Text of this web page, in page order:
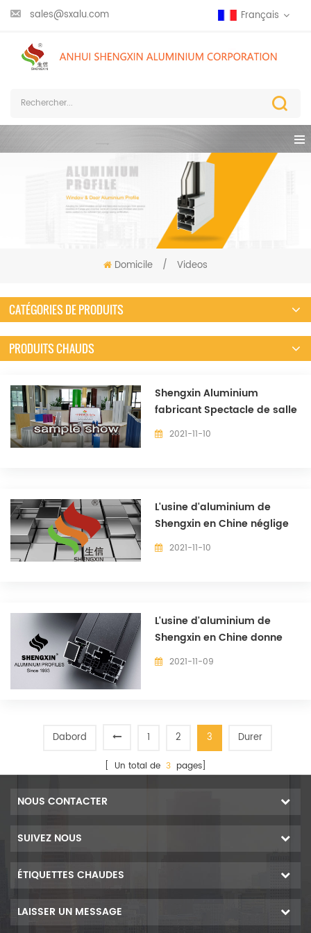
sales@sxalu.com Français
Domicile / Videos
CATÉGORIES DE PRODUITS
PRODUITS CHAUDS
Shengxin Aluminium
fabricant Spectacle de salle
d'échantillon.
2021-11-10
L'usine d'aluminium de
Shengxin en Chine néglige
(2)2021-11-10
L'usine d'aluminium de
Shengxin en Chine donne
sur2021-11-09
Dabord 1 2 3 Durer
[ Un total de 3 pages]
NOUS CONTACTER
SUIVEZ NOUS
ÉTIQUETTES CHAUDES
LAISSER UN MESSAGE